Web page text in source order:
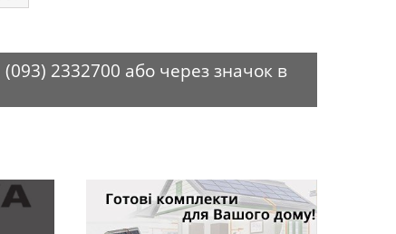
2332700 або через значок в